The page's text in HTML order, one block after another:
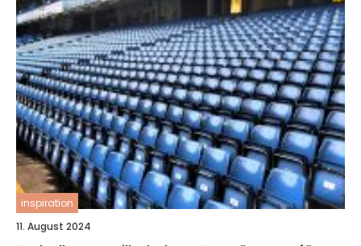
inspiration
11. August 2024